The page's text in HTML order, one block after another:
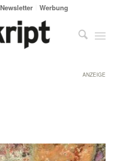
Newsletter Werbung
ANZEIGE